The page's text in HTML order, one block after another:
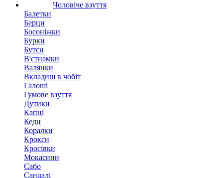
Чоловіче взуття
Балетки
Берци
Босоніжки
Бурки
Бутси
В'єтнамки
Валянки
Вкладиш в чобіт
Галоші
Гумове взуття
Дутики
Капці
Кеди
Коралки
Крокси
Кросівки
Мокасини
Сабо
Сандалі